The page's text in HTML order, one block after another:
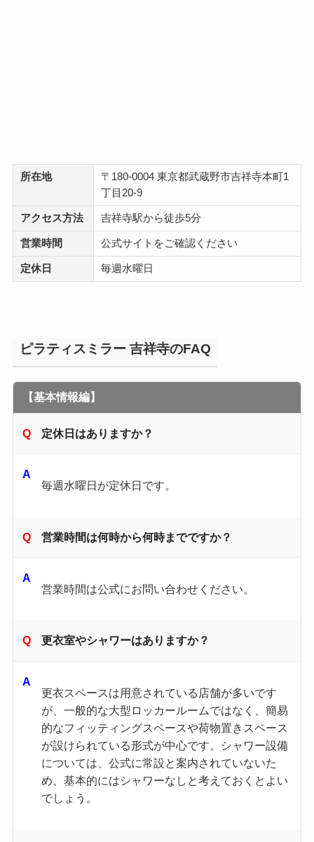
所在地
〒180-0004 東京都武蔵野市吉祥寺本町1
丁目20-9
アクセス方法 吉祥寺駅から徒歩5分
営業時間 公式サイトをご確認ください
定休日 毎週水曜日
ピラティスミラー 吉祥寺のFAQ
【基本情報編】
定休日はありますか？
毎週水曜日が定休日です。
営業時間は何時から何時までですか？
営業時間は公式にお問い合わせください。
更衣室やシャワーはありますか？
更衣スペースは用意されている店舗が多いです
が、一般的な大型ロッカールームではなく、簡易
的なフィッティングスペースや荷物置きスペース
が設けられている形式が中心です。シャワー設備
については、公式に常設と案内されていないた
め、基本的にはシャワーなしと考えておくとよい
でしょう。